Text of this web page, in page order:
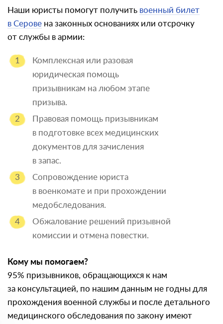
Наши юристы помогут получить военный билет
в Серове на законных основаниях или отсрочку
от службы в армии:
Комплексная или разовая
юридическая помощь
призывникам на любом этапе
призыва.
Правовая помощь призывникам
в подготовке всех медицинских
документов для зачисления
в запас.
Сопровождение юриста
в военкомате и при прохождении
медобследования.
Обжалование решений призывной
комиссии и отмена повестки.
Кому мы помогаем?
95% призывников, обращающихся к нам
за консультацией, по нашим данным не годны для
прохождения военной службы и после детального
медицинского обследования по закону имеют